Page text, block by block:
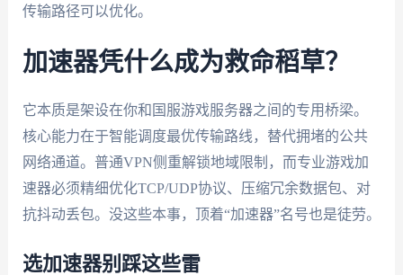
传输路径可以优化。
加速器凭什么成为救命稻草？
它本质是架设在你和国服游戏服务器之间的专用桥梁。
核心能力在于智能调度最优传输路线，替代拥堵的公共
网络通道。普通VPN侧重解锁地域限制，而专业游戏加
速器必须精细优化TCP/UDP协议、压缩冗余数据包、对
抗抖动丢包。没这些本事，顶着“加速器”名号也是徒劳。
选加速器别踩这些雷